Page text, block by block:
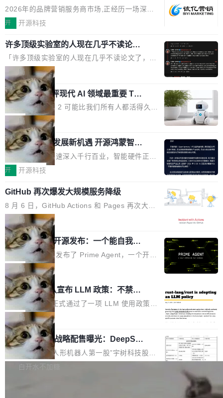
东西：一个带网页上下文的聊天框。 它们能读取
页面的文本，然后把文本丢给大模型，再返回一
段回答。仅此而已。 这当然有用，但总觉得差点
意思。比如我在一个后台管理系统里，需要填50
个表单字段，每个字段还有联动逻辑；比如我
想...
造，整机长度仅16厘米，提供1600W额定功率
与80PLUS钛金能效；支持ATX 3.1与PCIe 5.1
规范，结合服务器级元件、完善供电线材与内置
实时LCD监控屏，可充分满足当下高阶PC主机
的严苛使用需求。 澎湃功率，紧凑机身 钛金雕1
600PG5 AI TOP具备强悍输出功率，同时实现
机身尺寸大幅精简。整机长度仅16厘米，属于同
功率段机身尺寸十分紧凑的1600W电源产品。小
巧机身有效提升市面主流标准A...
从流量思维到品牌资产思维的范式转移
2026年的品牌营销服务商市场,正经历一场深刻
的价值重构。全球全案品牌代理机构市场从2025
复合增长率达5.44%,预计2032年将突破120亿美
元。数字广告与公共关系相关服务市场更是从20
25年的8463亿美元扩张至2026年的8763亿美
元。数字的背后是一个清晰的事实——品牌对专
业化营销服务的需求从未如此迫切。 但市场扩容
的同时,服务商的竞争逻辑正在改变。2026年Top
Agency年度合辑的观察指出,“产品”这个离消费
者最近的载体,在整个品牌营销层面的权重显著变
高了。全域营销服务商的竞争正在从规模转向深
度,案例厚度、全域覆盖、多线协同...
开 开源科技
许多顶级实验室的人现在几乎不读论文
了
「许多顶级实验室的人现在几乎不读论文了，而
且他们认为 ICLR/ICML/NeurIPS 充斥着大量过
度宣传和欺诈。」 OpenAI 研究员 Keller Jorda
n 这条推文引发了广泛讨论。他不是在说风凉
话，他是说出了一个圈内人尽皆知但很少公开捅
破的事实。 Jordan 随后补充了一句软化声明：
「我不认为这些会议上大部分论文都在过度宣传
或造假。问题是，作为读者，如果你筛选出那些
看起来最令人兴奋的论文，那它们大部分都是过
度宣传的。」 这才是真正的痛点。不是所有论文
都有问题，是最吸引眼球的那批论文最有问题。
他引用的帖子来自 Mathew Shen，一位 ICLR 2
026 的读者：「看了篇 ...
局
xAI 前工程师评现代 AI 领域最重要 Top
3 开源项目
Flash Attention 2 可能比我们所有人都活得久。
这句话不是来自某个技术博客，而是出自 Hieu
Pham 的一条推文。Hieu Pham 是谁？他是 xAI
的早期工程师之一，在 Grok 训练基础设施团队
工作过。近日他在 X 上发了一条帖子，列出了他
认为现代 AI 领域最重要的三个开源项目。 第一
理由很具体。FA 系列不需要解释，但 FA2 是他
认为最重要的一个——复杂度恰到好处，刚好能
驱动你去学 CuTe，但还没被那些"邪恶的" Hopp
er++ 优化所淹没，足够容易修改和适配。 更关
键的是 FA2 的持久性...
局
共商智能硬件发展新机遇 开源鸿蒙智能
硬件开发者日杭州站即将举行
随着万物智联加速深入千行百业，智能硬件正从
单点设备迈向智能化、网联化、协同化发展。作
鸿蒙通过统一技术底座和分布式能力，为不同类
型智能设备的开发、连接与互联提供关键支撑，
也为产业链企业探索产品创新与商业增长打开新
的空间。 8月14日，开源鸿蒙智能硬件开发者日
（OHDD：OpenHarmony Hardware Develope
r Day）将在杭州启航。活动面向智能硬件产业
链企业和开发者，邀请行业专家与资深技术顾
问，围绕开源鸿蒙技术能力、设备适配、芯片适
配、功耗与稳定性调优、兼容性测评及统一互联
等内容展开系统讲解和实战交流，帮助企业进一
步了解开源鸿蒙在智能...
开 开源科技
GitHub 再次爆发大规模服务降级
8 月 6 日，GitHub Actions 和 Pages 再次大规
模服务降级，Actions 完全不可用超过 5 小时，
webhook 停发，连自托管 runner 也因调度层故
障无法工作。Pages、Copilot code review、C
opilot coding agent 全部受影响。从检测到完全
恢复，大约 12 小时。 这是 2026 年 8 月的第六
起事故，其中四起与 AI/Copilot 服务相关。 Git
Hub 员工 kdaigle 在 HN 讨论中贴出了一组数
据：2025 年全年 10 亿次 commit。现在，每周
2.75 亿次，全年预计 140 亿次。GitHub...
局
Prime Agent 开源发布：一个能自我改
进的编程 Agent，ARC-AGI 3 超越人类
专家基线
Prime Intellect 发布了 Prime Agent，一个开源
的编程 Agent Harness，核心设计围绕两个抽
象：Recursive Language Model（RLM）和 C
ontinual Harness。在 ARC-AGI 3 基准测试
上，Prime Agent + Opus 5 的组合达到了 95.
5% RHAE Best@1，超过了 ARC 报告的人类专
家基线 95.4%。 不是又一个 coding agent 包装
器 Prime Agent 的架构和市面上大多数 coding
agent 有本质区别。大多数 agent harness 的设
计是基于早期模型的能力—...
局
Rust 项目团队宣布 LLM 政策：不禁
止，但你要承认哪些代码不是你写的
Rust 语言项目正式通过了一项 LLM 使用政策，
覆盖 rust-lang/rust 单一仓库的代码贡献。这不
是项目级别的官方立场，目前由五个团队采纳，
但它可能是主流开源项目中关于 AI 辅助贡献最
细致的一份规则。 政策的核心只有一句话：LLM
可以用来分析、提炼、审阅、建议，但不能用来
局
宇树科技 IPO 战略配售曝光：DeepSe
ek 获配 93.3 万股，锁定 36 个月
8月6日晚间，“人形机器人第一股”宇树科技股份
有限公司披露IPO发行价格及战略配售结果，杭
白开水不加糖